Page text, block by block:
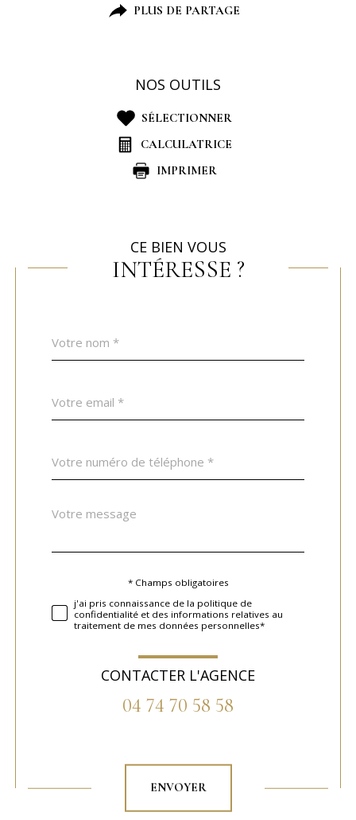
PLUS DE PARTAGE
NOS OUTILS
SÉLECTIONNER
CALCULATRICE
IMPRIMER
CE BIEN VOUS
INTÉRESSE ?
par
*
*
*
Fieldset
Message
*
Validation* Champs obligatoires
j'ai pris connaissance de la politique de
confidentialité et des informations relatives au
traitement de mes données personnelles*
CONTACTER L'AGENCE
04 74 70 58 58
ENVOYER